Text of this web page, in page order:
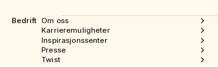
Bedrift Om oss
Karrieremuligheter
Inspirasjonssenter
Presse
Twist